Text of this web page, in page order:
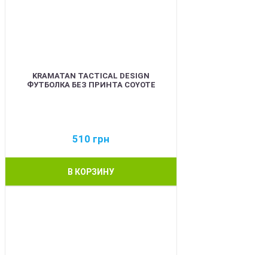
KRAMATAN TACTICAL DESIGN
ФУТБОЛКА БЕЗ ПРИНТА COYOTE
510 грн
В КОРЗИНУ